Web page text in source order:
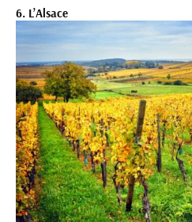
6. L’Alsace